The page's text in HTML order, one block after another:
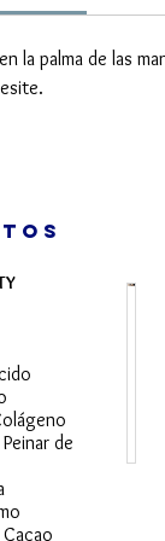
la palma de las
de